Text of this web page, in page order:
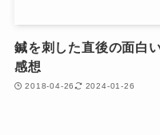
鍼を刺した直後の面白
感想
2018-04-26 2024-01-26